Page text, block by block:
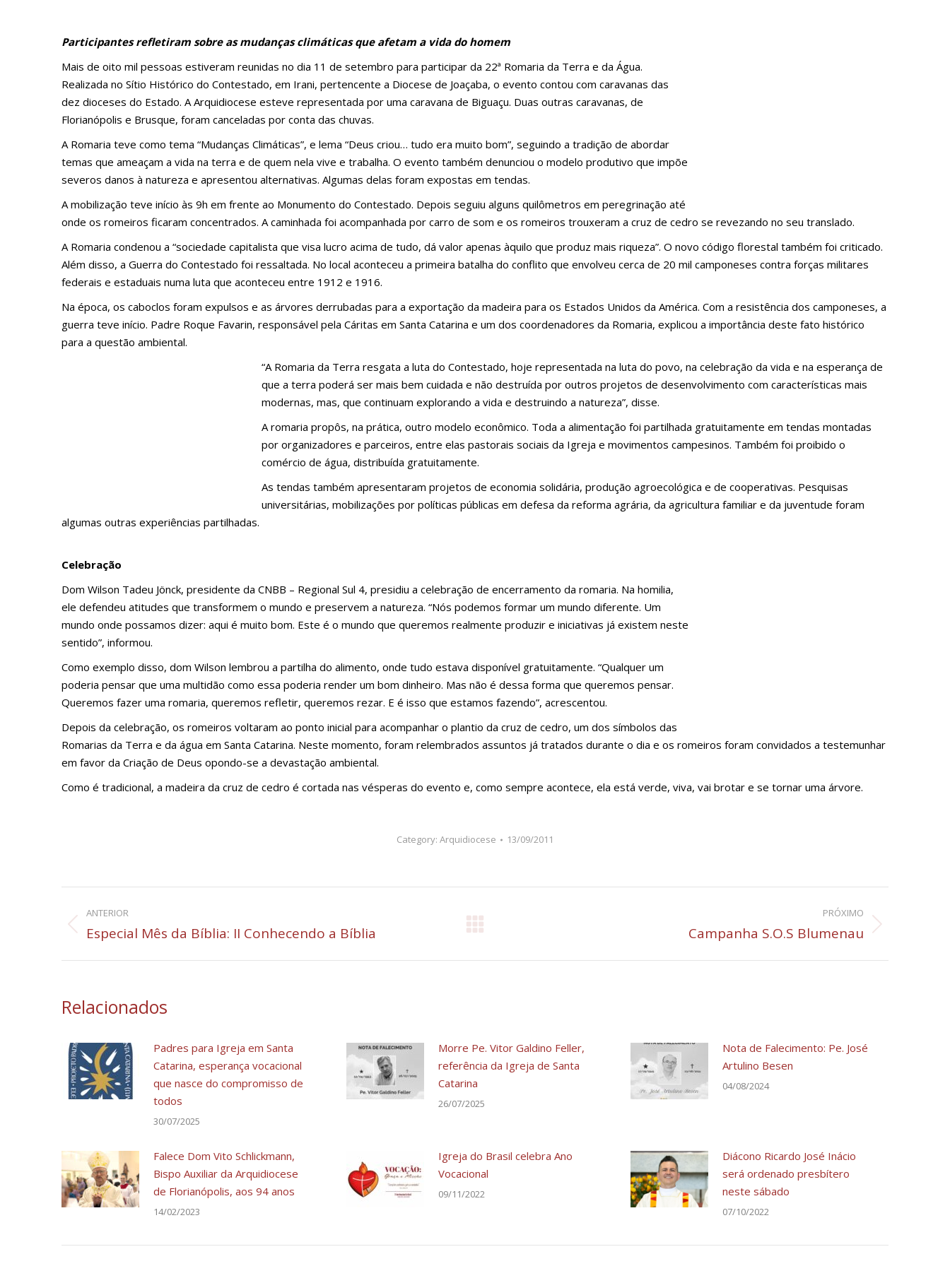
Participantes refletiram sobre as mudanças climáticas que afetam a vida do homem
Mais de oito mil pessoas estiveram reunidas no dia 11 de setembro para participar da 22ª Romaria da Terra e da Água.
Realizada no Sítio Histórico do Contestado, em Irani, pertencente a Diocese de Joaçaba, o evento contou com caravanas das
dez dioceses do Estado. A Arquidiocese esteve representada por uma caravana de Biguaçu. Duas outras caravanas, de
Florianópolis e Brusque, foram canceladas por conta das chuvas.
A Romaria teve como tema “Mudanças Climáticas”, e lema “Deus criou… tudo era muito bom”, seguindo a tradição de abordar
temas que ameaçam a vida na terra e de quem nela vive e trabalha. O evento também denunciou o modelo produtivo que impõe
severos danos à natureza e apresentou alternativas. Algumas delas foram expostas em tendas.
A mobilização teve início às 9h em frente ao Monumento do Contestado. Depois seguiu alguns quilômetros em peregrinação até
onde os romeiros ficaram concentrados. A caminhada foi acompanhada por carro de som e os romeiros trouxeram a cruz de cedro se revezando no seu translado.
A Romaria condenou a “sociedade capitalista que visa lucro acima de tudo, dá valor apenas àquilo que produz mais riqueza”. O novo código florestal também foi criticado.
Além disso, a Guerra do Contestado foi ressaltada. No local aconteceu a primeira batalha do conflito que envolveu cerca de 20 mil camponeses contra forças militares
federais e estaduais numa luta que aconteceu entre 1912 e 1916.
Na época, os caboclos foram expulsos e as árvores derrubadas para a exportação da madeira para os Estados Unidos da América. Com a resistência dos camponeses, a
guerra teve início. Padre Roque Favarin, responsável pela Cáritas em Santa Catarina e um dos coordenadores da Romaria, explicou a importância deste fato histórico
para a questão ambiental.
“A Romaria da Terra resgata a luta do Contestado, hoje representada na luta do povo, na celebração da vida e na esperança de
que a terra poderá ser mais bem cuidada e não destruída por outros projetos de desenvolvimento com características mais
modernas, mas, que continuam explorando a vida e destruindo a natureza”, disse.
A romaria propôs, na prática, outro modelo econômico. Toda a alimentação foi partilhada gratuitamente em tendas montadas
por organizadores e parceiros, entre elas pastorais sociais da Igreja e movimentos campesinos. Também foi proibido o
comércio de água, distribuída gratuitamente.
As tendas também apresentaram projetos de economia solidária, produção agroecológica e de cooperativas. Pesquisas
universitárias, mobilizações por políticas públicas em defesa da reforma agrária, da agricultura familiar e da juventude foram
algumas outras experiências partilhadas.
Celebração
Dom Wilson Tadeu Jönck, presidente da CNBB – Regional Sul 4, presidiu a celebração de encerramento da romaria. Na homilia,
ele defendeu atitudes que transformem o mundo e preservem a natureza. “Nós podemos formar um mundo diferente. Um
mundo onde possamos dizer: aqui é muito bom. Este é o mundo que queremos realmente produzir e iniciativas já existem neste
sentido”, informou.
Como exemplo disso, dom Wilson lembrou a partilha do alimento, onde tudo estava disponível gratuitamente. “Qualquer um
poderia pensar que uma multidão como essa poderia render um bom dinheiro. Mas não é dessa forma que queremos pensar.
Queremos fazer uma romaria, queremos refletir, queremos rezar. E é isso que estamos fazendo”, acrescentou.
Depois da celebração, os romeiros voltaram ao ponto inicial para acompanhar o plantio da cruz de cedro, um dos símbolos das
Romarias da Terra e da água em Santa Catarina. Neste momento, foram relembrados assuntos já tratados durante o dia e os romeiros foram convidados a testemunhar
em favor da Criação de Deus opondo-se a devastação ambiental.
Como é tradicional, a madeira da cruz de cedro é cortada nas vésperas do evento e, como sempre acontece, ela está verde, viva, vai brotar e se tornar uma árvore.
Category: Arquidiocese 13/09/2011
Navegação
de
post:
ANTERIOR
Post
Especial Mês da Bíblia: II Conhecendo a Bíblia
PRÓXIMO
Campanha S.O.S Blumenau
Relacionados
Padres para Igreja em Santa
Catarina, esperança vocacional
que nasce do compromisso de
todos
30/07/2025
Morre Pe. Vitor Galdino Feller,
referência da Igreja de Santa
Catarina
26/07/2025
Nota de Falecimento: Pe. José
Artulino Besen
04/08/2024
Falece Dom Vito Schlickmann,
Bispo Auxiliar da Arquidiocese
de Florianópolis, aos 94 anos
14/02/2023
Igreja do Brasil celebra Ano
Vocacional
09/11/2022
Diácono Ricardo José Inácio
será ordenado presbítero
neste sábado
07/10/2022